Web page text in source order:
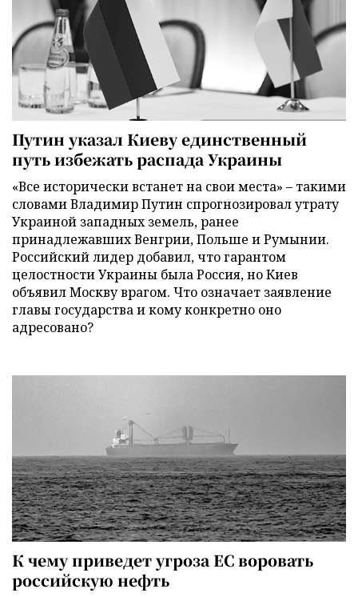
Путин указал Киеву единственный
путь избежать распада Украины
«Все исторически встанет на свои места» – такими
словами Владимир Путин спрогнозировал утрату
Украиной западных земель, ранее
принадлежавших Венгрии, Польше и Румынии.
Российский лидер добавил, что гарантом
целостности Украины была Россия, но Киев
объявил Москву врагом. Что означает заявление
главы государства и кому конкретно оно
адресовано?
К чему приведет угроза ЕС воровать
российскую нефть